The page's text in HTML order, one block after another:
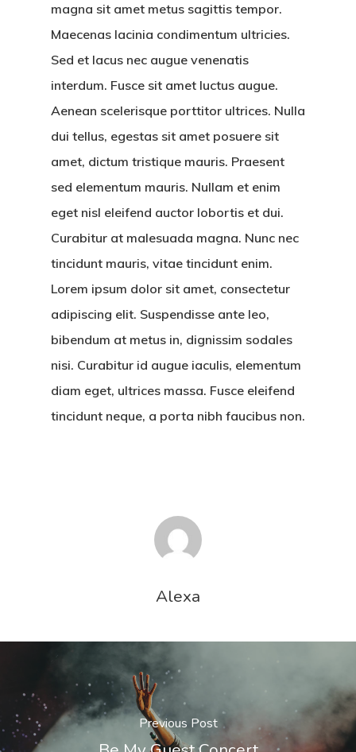
magna sit amet metus sagittis tempor.
Maecenas lacinia condimentum ultricies.
Sed et lacus nec augue venenatis
interdum. Fusce sit amet luctus augue.
Aenean scelerisque porttitor ultrices. Nulla
dui tellus, egestas sit amet posuere sit
amet, dictum tristique mauris. Praesent
sed elementum mauris. Nullam et enim
eget nisl eleifend auctor lobortis et dui.
Curabitur at malesuada magna. Nunc nec
tincidunt mauris, vitae tincidunt enim.
Lorem ipsum dolor sit amet, consectetur
adipiscing elit. Suspendisse ante leo,
bibendum at metus in, dignissim sodales
nisi. Curabitur id augue iaculis, elementum
diam eget, ultrices massa. Fusce eleifend
tincidunt neque, a porta nibh faucibus non.
Alexa
Previous Post